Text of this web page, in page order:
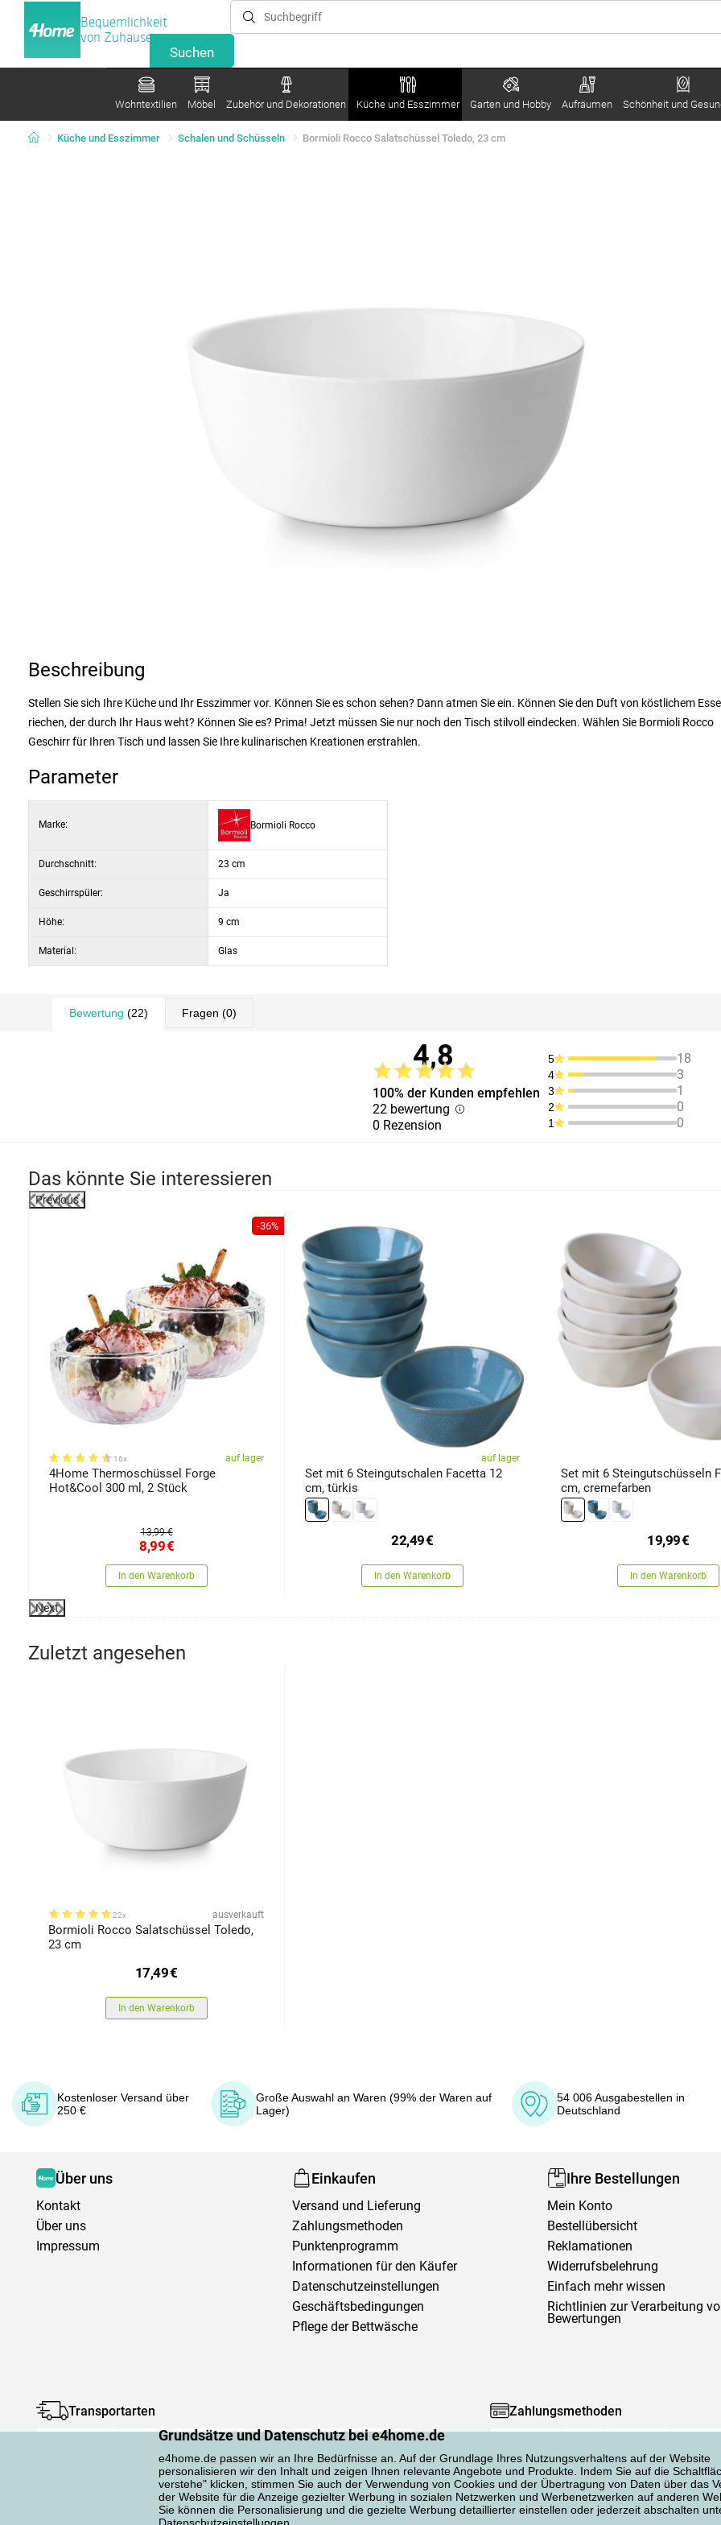
Grundsätze und Datenschutz bei e4home.de
e4home.de passen wir an Ihre Bedürfnisse an. Auf der Grundlage Ihres Nutzungsverhaltens auf der Website
personalisieren wir den Inhalt und zeigen Ihnen relevante Angebote und Produkte. Indem Sie auf die
verstehe" klicken, stimmen Sie auch der Verwendung von Cookies und der Übertragung von Daten über das
der Website für die Anzeige gezielter Werbung in sozialen Netzwerken und Werbenetzwerken auf anderen
Sie können die Personalisierung und die gezielte Werbung detaillierter einstellen oder jederzeit abschalten
Datenschutzeinstellungen
Bequemlichkeit
von Zuhause
Wohntextilien Möbel Zubehör und Dekorationen Küche und Esszimmer Garten und Hobby Aufräumen Schönheit und
Küche und Esszimmer Schalen und Schüsseln Bormioli Rocco Salatschüssel Toledo, 23 cm
Beschreibung
Stellen Sie sich Ihre Küche und Ihr Esszimmer vor. Können Sie es schon sehen? Dann atmen Sie ein. Können Sie den Duft von köstlichem
riechen, der durch Ihr Haus weht? Können Sie es? Prima! Jetzt müssen Sie nur noch den Tisch stilvoll eindecken. Wählen Sie Bormioli Rocco
Geschirr für Ihren Tisch und lassen Sie Ihre kulinarischen Kreationen erstrahlen.
Parameter
Marke: Bormioli Rocco
Durchschnitt: 23 cm
Geschirrspüler: Ja
Höhe: 9 cm
Material: Glas
Bewertung (22) Fragen (0)
4,8
100% der Kunden empfehlen
22 bewertung
0 Rezension
5 18
4 3
3 1
2 0
1 0
Das könnte Sie interessieren
Previous
-36%
16x auf lager
4Home Thermoschüssel Forge
Hot&Cool 300 ml, 2 Stück
13,99 €
8,99€
In den Warenkorb
auf lager
Set mit 6 Steingutschalen Facetta 12
cm, türkis
22,49€
In den Warenkorb
Set mit 6 Steingutschüsseln
cm, cremefarben
19,99€
In den Warenkorb
Next
Zuletzt angesehen
22x ausverkauft
Bormioli Rocco Salatschüssel Toledo,
23 cm
17,49€
In den Warenkorb
Kostenloser Versand über
250 €
Große Auswahl an Waren (99% der Waren auf
Lager)
54 006 Ausgabestellen in
Deutschland
Über uns
Kontakt
Über uns
Impressum
Einkaufen
Versand und Lieferung
Zahlungsmethoden
Punktenprogramm
Informationen für den Käufer
Datenschutzeinstellungen
Geschäftsbedingungen
Pflege der Bettwäsche
Ihre Bestellungen
Mein Konto
Bestellübersicht
Reklamationen
Widerrufsbelehrung
Einfach mehr wissen
Richtlinien zur Verarbeitung
Bewertungen
Transportarten Zahlungsmethoden
Datenschutzerklärung